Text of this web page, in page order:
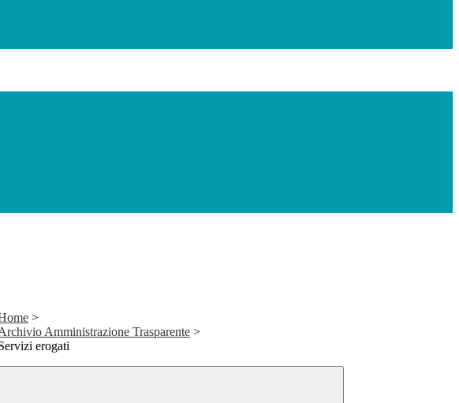
>
Amministrazione Trasparente >
erogati